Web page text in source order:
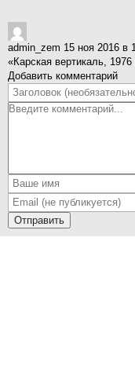
admin_zem 15 ноя 2016 в
«Карская вертикаль,
Добавить комментарий
Отправить